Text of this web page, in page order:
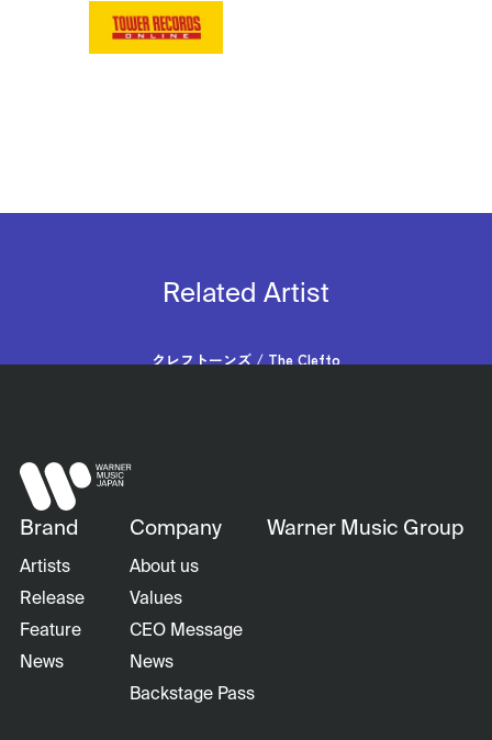
Related Artist
クレフトーンズ / The Clefto
Brand
Artists
Release
Feature
News
Company
About us
Values
CEO Message
News
Backstage Pass
Warner Music Group